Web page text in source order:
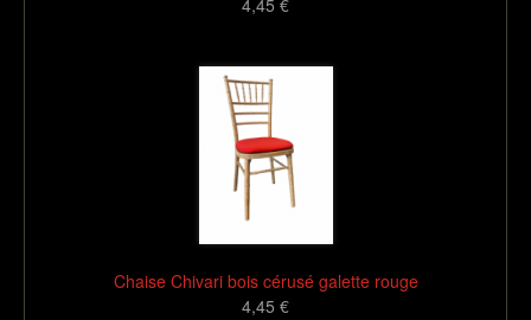
4,45 €
Chaise Chivari bois cérusé galette rouge
4,45 €